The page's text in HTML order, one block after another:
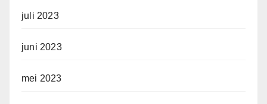
juli 2023
juni 2023
mei 2023